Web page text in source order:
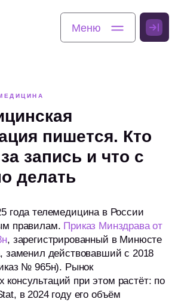
пишется. Кто
запись и что с
делать
года телемедицина в России
правилам. Приказ Минздрава от
, зарегистрированный в Минюсте
заменил действовавший с 2018
№ 965н). Рынок
консультаций при этом растёт: по
в 2024 году его объём